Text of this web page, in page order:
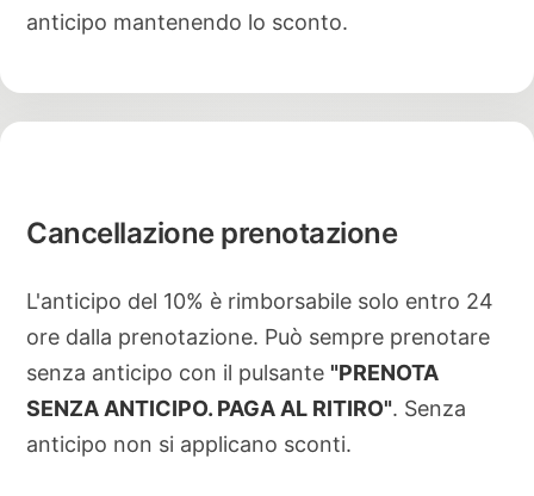
anticipo mantenendo lo sconto.
Cancellazione prenotazione
L'anticipo del 10% è rimborsabile solo entro 24
ore dalla prenotazione. Può sempre prenotare
senza anticipo con il pulsante "PRENOTA
SENZA ANTICIPO. PAGA AL RITIRO". Senza
anticipo non si applicano sconti.